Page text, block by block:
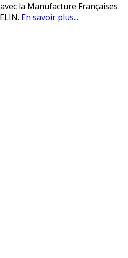
la Manufacture Françaises
En savoir plus...